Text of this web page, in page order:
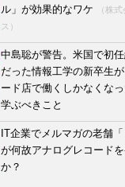
ル」が効果的なワケ
（株
ス）
中島聡が警告。米国で初
だった情報工学の新卒生
ード店で働くしかなくな
学ぶべきこと
IT企業でメルマガの老舗「
が何故アナログレコード
か？